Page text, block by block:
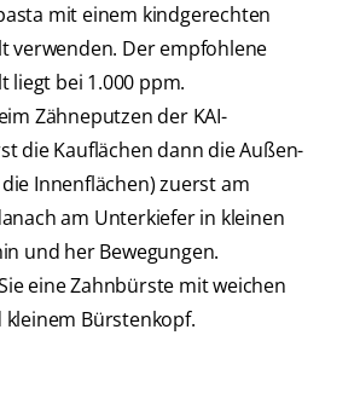
mit einem kindgerechten
verwenden. Der empfohlene
liegt bei 1.000 ppm.
Zähneputzen der KAI-
die Kauflächen dann die Außen-
Innenflächen) zuerst am
am Unterkiefer in kleinen
und her Bewegungen.
eine Zahnbürste mit weichen
Bürstenkopf.